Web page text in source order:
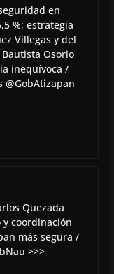
en
%; estrategia
Villegas y del
Osorio
inequívoca /
@GobAtizapan
Quezada
y coordinación
más segura /
>>>